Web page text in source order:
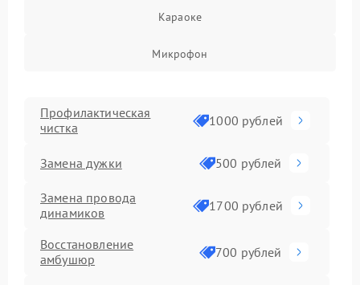
Караоке
Микрофон
Профилактическая
чистка
1000 рублей
Замена дужки 500 рублей
Замена провода
динамиков
1700 рублей
Восстановление
амбушюр
700 рублей